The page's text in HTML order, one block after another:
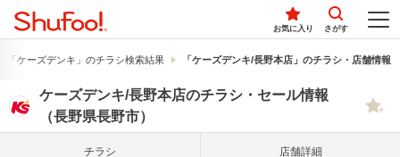
お気に入り さがす
「ケーズデンキ」のチラシ検索結果 「ケーズデンキ/長野本店」のチラシ・店舗情報
ケーズデンキ/長野本店のチラシ・セール情報
（長野県長野市）
チラシ 店舗詳細